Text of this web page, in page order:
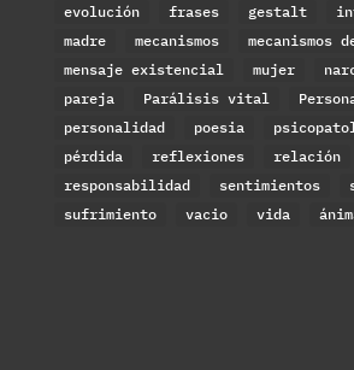
evolución
frases gestalt
madre
mecanismos
mecanismos
mensaje existencial
mujer
pareja
Parálisis vital
personalidad
poesia
pérdida
reflexiones
relación
responsabilidad
sentimientos
sufrimiento
vacio vida